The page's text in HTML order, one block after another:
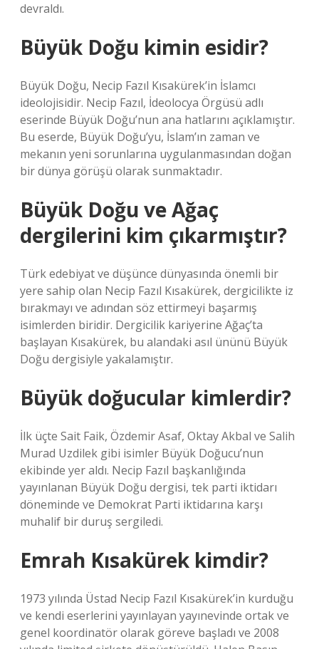
devraldı.
Büyük Doğu kimin esidir?
Büyük Doğu, Necip Fazıl Kısakürek’in İslamcı
ideolojisidir. Necip Fazıl, İdeolocya Örgüsü adlı
eserinde Büyük Doğu’nun ana hatlarını açıklamıştır.
Bu eserde, Büyük Doğu’yu, İslam’ın zaman ve
mekanın yeni sorunlarına uygulanmasından doğan
bir dünya görüşü olarak sunmaktadır.
Büyük Doğu ve Ağaç
dergilerini kim çıkarmıştır?
Türk edebiyat ve düşünce dünyasında önemli bir
yere sahip olan Necip Fazıl Kısakürek, dergicilikte iz
bırakmayı ve adından söz ettirmeyi başarmış
isimlerden biridir. Dergicilik kariyerine Ağaç’ta
başlayan Kısakürek, bu alandaki asıl ününü Büyük
Doğu dergisiyle yakalamıştır.
Büyük doğucular kimlerdir?
İlk üçte Sait Faik, Özdemir Asaf, Oktay Akbal ve Salih
Murad Uzdilek gibi isimler Büyük Doğucu’nun
ekibinde yer aldı. Necip Fazıl başkanlığında
yayınlanan Büyük Doğu dergisi, tek parti iktidarı
döneminde ve Demokrat Parti iktidarına karşı
muhalif bir duruş sergiledi.
Emrah Kısakürek kimdir?
1973 yılında Üstad Necip Fazıl Kısakürek’in kurduğu
ve kendi eserlerini yayınlayan yayınevinde ortak ve
genel koordinatör olarak göreve başladı ve 2008